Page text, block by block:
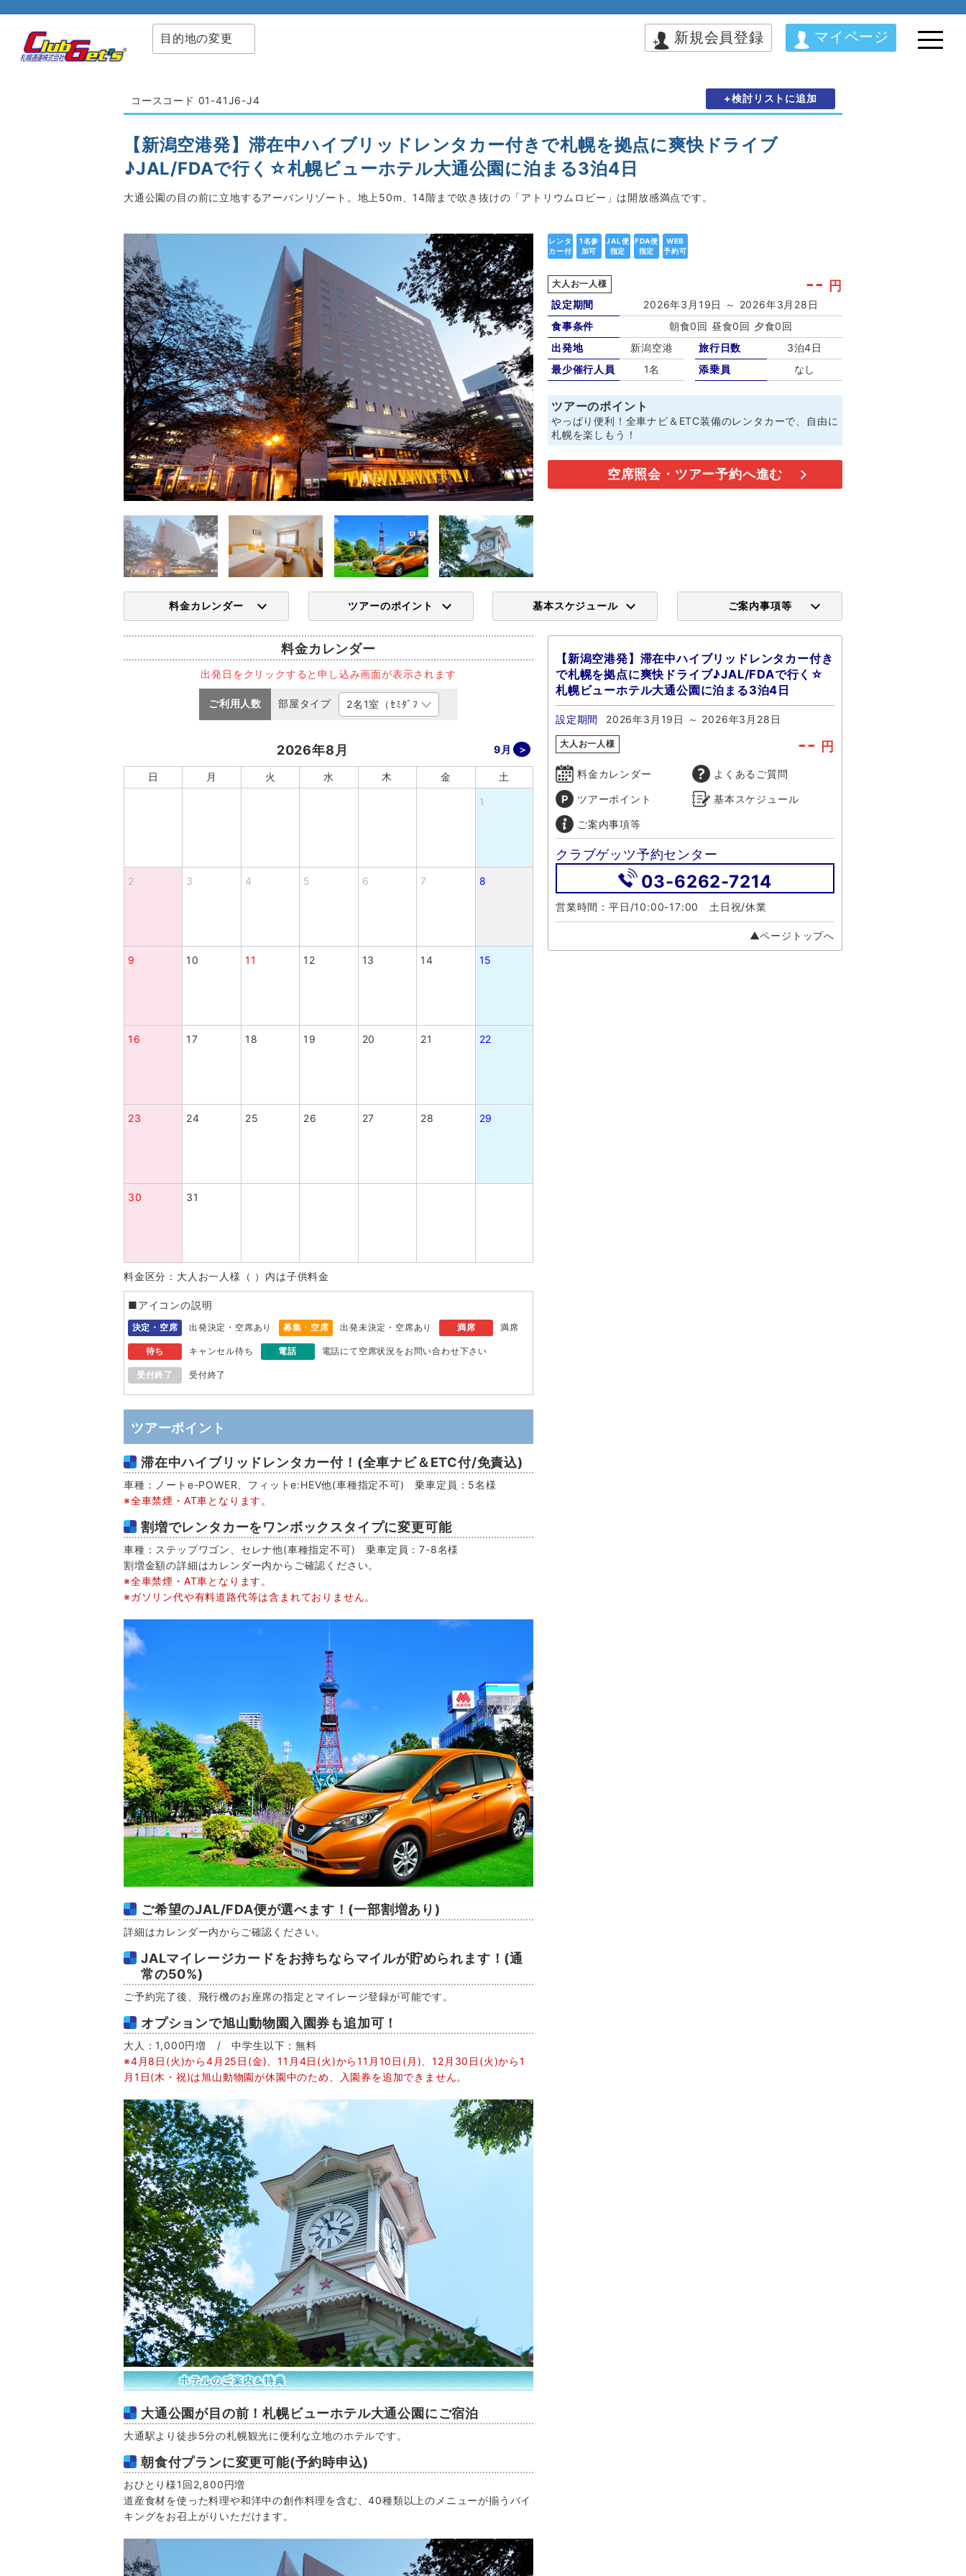
目的地の変更 新規会員登録 マイページ
コースコード 01-41J6-J4 +検討リストに追加
【新潟空港発】滞在中ハイブリッドレンタカー付きで札幌を拠点に爽快ドライブ
♪JAL/FDAで行く☆札幌ビューホテル大通公園に泊まる3泊4日
大通公園の目の前に立地するアーバンリゾート。地上50m、14階まで吹き抜けの「アトリウムロビー」は開放感満点です。
レンタ
カー付
1名参
加可
JAL便
指定
FDA便
指定
WEB
予約可
大人お一人様 -- 円
設定期間
2026年3月19日 ～ 2026年3月28日
食事条件
朝食0回 昼食0回 夕食0回
出発地
新潟空港
最少催行人員
1名
旅行日数
3泊4日
添乗員
なし
ツアーのポイント
やっぱり便利！全車ナビ＆ETC装備のレンタカーで、自由に
札幌を楽しもう！
空席照会・ツアー予約へ進む
料金カレンダー ツアーのポイント 基本スケジュール ご案内事項等
料金カレンダー
出発日をクリックすると申し込み画面が表示されます
ご利用人数 部屋タイプ
2026年8月 9月
日 月 火 水 木 金 土
1
2 3 4 5 6 7 8
9 10 11 12 13 14 15
16 17 18 19 20 21 22
23 24 25 26 27 28 29
30 31
料金区分：大人お一人様（ ）内は子供料金
■アイコンの説明
決定・空席 出発決定・空席あり 募集・空席 出発未決定・空席あり 満席 満席
待ち キャンセル待ち 電話 電話にて空席状況をお問い合わせ下さい
受付終了 受付終了
ツアーポイント
滞在中ハイブリッドレンタカー付！(全車ナビ＆ETC付/免責込)
車種：ノートe-POWER、フィットe:HEV他(車種指定不可) 乗車定員：5名様
※全車禁煙・AT車となります。
割増でレンタカーをワンボックスタイプに変更可能
車種：ステップワゴン、セレナ他(車種指定不可) 乗車定員：7-8名様
割増金額の詳細はカレンダー内からご確認ください。
※全車禁煙・AT車となります。
※ガソリン代や有料道路代等は含まれておりません。
ご希望のJAL/FDA便が選べます！(一部割増あり)
詳細はカレンダー内からご確認ください。
JALマイレージカードをお持ちならマイルが貯められます！(通
常の50%)
ご予約完了後、飛行機のお座席の指定とマイレージ登録が可能です。
オプションで旭山動物園入園券も追加可！
大人：1,000円増 / 中学生以下：無料
※4月8日(火)から4月25日(金)、11月4日(火)から11月10日(月)、12月30日(火)から1
月1日(木・祝)は旭山動物園が休園中のため、入園券を追加できません。
大通公園が目の前！札幌ビューホテル大通公園にご宿泊
大通駅より徒歩5分の札幌観光に便利な立地のホテルです。
朝食付プランに変更可能(予約時申込)
おひとり様1回2,800円増
道産食材を使った料理や和洋中の創作料理を含む、40種類以上のメニューが揃うバイ
キングをお召上がりいただけます。
【新潟空港発】滞在中ハイブリッドレンタカー付き
で札幌を拠点に爽快ドライブ♪JAL/FDAで行く☆
札幌ビューホテル大通公園に泊まる3泊4日
設定期間 2026年3月19日 ～ 2026年3月28日
大人お一人様 -- 円
料金カレンダー よくあるご質問
ツアーポイント 基本スケジュール
ご案内事項等
クラブゲッツ予約センター
03-6262-7214
営業時間：平日/10:00-17:00 土日祝/休業
▲ページトップへ